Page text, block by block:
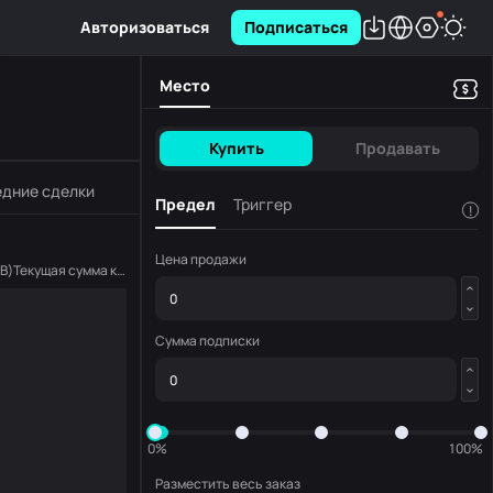
Авторизоваться Подписаться
сделки
) Текущая сумма копирования (NDB)
Место
Купить Продавать
Предел Триггер !
Цена продажи
Сумма подписки
0%
100%
Разместить весь заказ